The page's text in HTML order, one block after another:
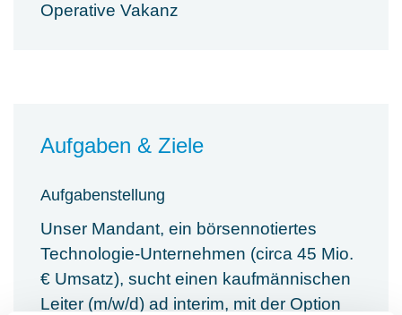
Operative Vakanz
Aufgaben & Ziele
Aufgabenstellung
Unser Mandant, ein börsennotiertes
Technologie-Unternehmen (circa 45 Mio.
€ Umsatz), sucht einen kaufmännischen
Leiter (m/w/d) ad interim, mit der Option